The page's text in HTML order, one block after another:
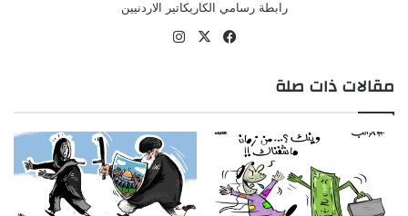
رابطة رسامي الكاريكاتير الاردنيين
فيسبوك
‫X
مقالات ذات صلة